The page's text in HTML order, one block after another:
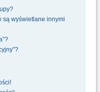
są wyświetlane innymi